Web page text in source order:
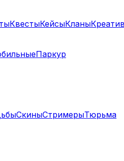
КвестыКейсыКланы
Паркур
СкиныСтримерыТюрьма